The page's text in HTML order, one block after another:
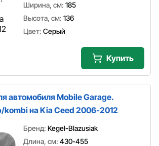
Ширина, см: 185
Высота, см: 136
Цвет: Серый
Купить
автомобиля Mobile Garage.
kombi на Kia Ceed 2006-2012
Бренд: Kegel-Blazusiak
Длина, см: 430-455